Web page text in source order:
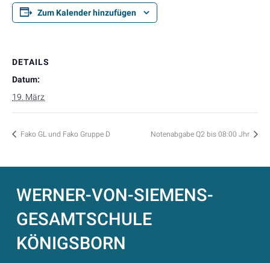
Zum Kalender hinzufügen
DETAILS
Datum:
19. März
Fako GL und Fako Gruppe D Notenabgabe Q2 bis 08:00 Jhr
WERNER-VON-SIEMENS-
GESAMTSCHULE
KÖNIGSBORN